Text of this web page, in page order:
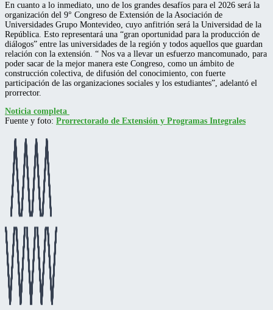
En cuanto a lo inmediato, uno de los grandes desafíos para el 2026 será la
organización del 9° Congreso de Extensión de la Asociación de
Universidades Grupo Montevideo, cuyo anfitrión será la Universidad de la
República. Esto representará una “gran oportunidad para la producción de
diálogos” entre las universidades de la región y todos aquellos que guardan
relación con la extensión. “ Nos va a llevar un esfuerzo mancomunado, para
poder sacar de la mejor manera este Congreso, como un ámbito de
construcción colectiva, de difusión del conocimiento, con fuerte
participación de las organizaciones sociales y los estudiantes”, adelantó el
prorrector.
Noticia completa
Fuente y foto: Prorrectorado de Extensión y Programas Integrales